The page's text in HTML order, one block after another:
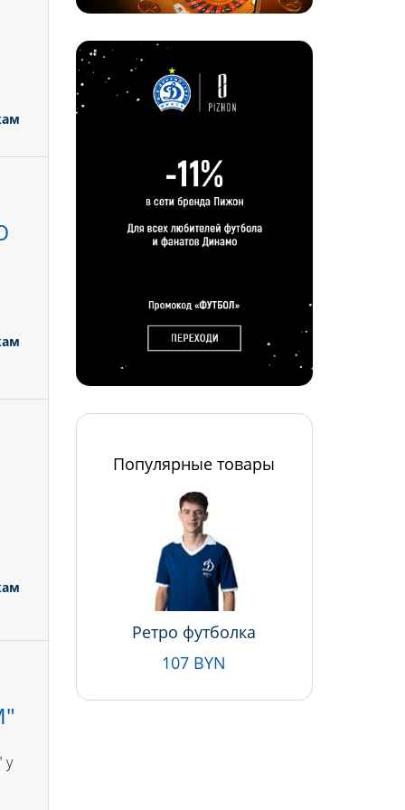
у
Популярные товары
Ретро футболка
107 BYN